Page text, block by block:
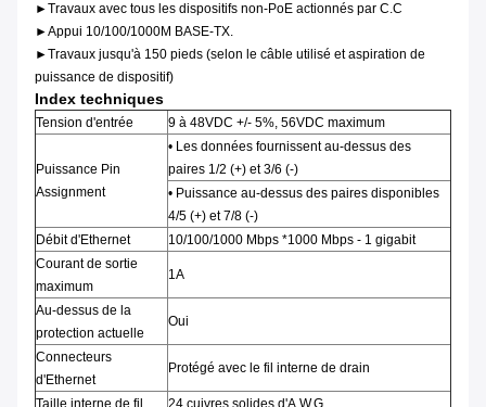
►Travaux avec tous les dispositifs non-PoE actionnés par C.C
►Appui 10/100/1000M BASE-TX.
►Travaux jusqu'à 150 pieds (selon le câble utilisé et aspiration de
puissance de dispositif)
Index techniques
Tension d'entrée 9 à 48VDC +/- 5%, 56VDC maximum
Puissance Pin
Assignment
• Les données fournissent au-dessus des
paires 1/2 (+) et 3/6 (-)
• Puissance au-dessus des paires disponibles
4/5 (+) et 7/8 (-)
Débit d'Ethernet
10/100/1000 Mbps *1000 Mbps - 1 gigabit
Courant de sortie
maximum
1A
Au-dessus de la
protection actuelle
Oui
Connecteurs
d'Ethernet
Protégé avec le fil interne de drain